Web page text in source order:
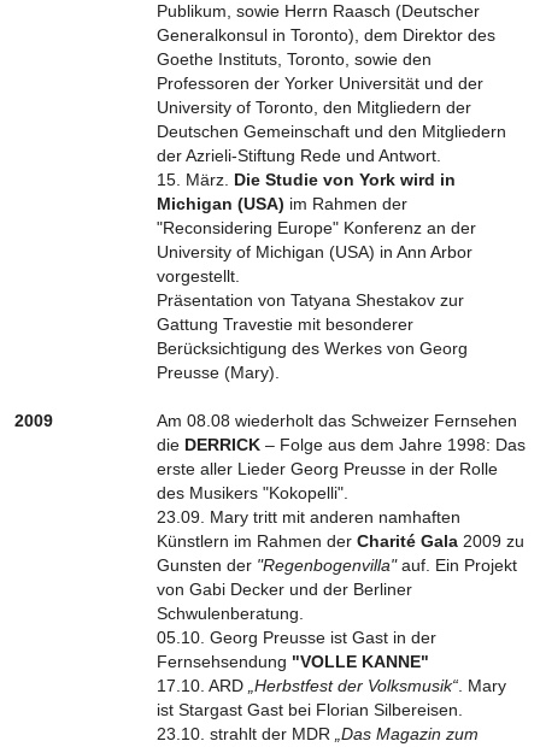
Publikum, sowie Herrn Raasch (Deutscher
Generalkonsul in Toronto), dem Direktor des
Goethe Instituts, Toronto, sowie den
Professoren der Yorker Universität und der
University of Toronto, den Mitgliedern der
Deutschen Gemeinschaft und den Mitgliedern
der Azrieli-Stiftung Rede und Antwort.
15. März. Die Studie von York wird in
Michigan (USA) im Rahmen der
"Reconsidering Europe" Konferenz an der
University of Michigan (USA) in Ann Arbor
vorgestellt.
Präsentation von Tatyana Shestakov zur
Gattung Travestie mit besonderer
Berücksichtigung des Werkes von Georg
Preusse (Mary).
2009
Am 08.08 wiederholt das Schweizer Fernsehen
die DERRICK – Folge aus dem Jahre 1998: Das
erste aller Lieder Georg Preusse in der Rolle
des Musikers "Kokopelli".
23.09. Mary tritt mit anderen namhaften
Künstlern im Rahmen der Charité Gala 2009 zu
Gunsten der "Regenbogenvilla"auf. Ein Projekt
von Gabi Decker und der Berliner
Schwulenberatung.
05.10. Georg Preusse ist Gast in der
Fernsehsendung "VOLLE KANNE"
17.10. ARD „Herbstfest der Volksmusik“ . Mary
ist Stargast Gast bei Florian Silbereisen.
23.10. strahlt der MDR
„Das Magazin zum